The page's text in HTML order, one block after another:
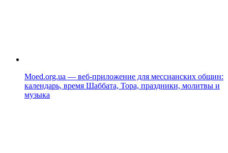
Moed.org.ua — веб-приложение для мессианских общин:
календарь, время Шаббата, Тора, праздники, молитвы и
музыка